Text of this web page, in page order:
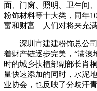
面、门窗、照明、卫生间
粉饰材料等十大类，同年
富和财富，人们对将来充
深圳市建建粉饰总公司
着财产链逐步完美，“港
时的城乡扶植部副部长肖
量快速添加的同时，水泥
业协会，也反映了分歧汗